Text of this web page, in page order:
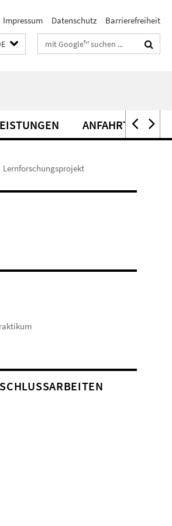
Impressum Datenschutz Barrierefreiheit
Suchbegriffe
ANFAHRT
Lernforschungsprojekt